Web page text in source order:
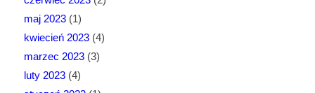
maj 2023(1)
kwiecień 2023(4)
marzec 2023(3)
luty 2023(4)